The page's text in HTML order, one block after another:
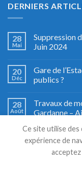
DERNIERS
28
Mai
Suppression
Juin 2024
20
Déc
Gare de
publics ?
28
Août
Travaux de
Gardanne –
Fête du train
Ce site utilise
expérience de